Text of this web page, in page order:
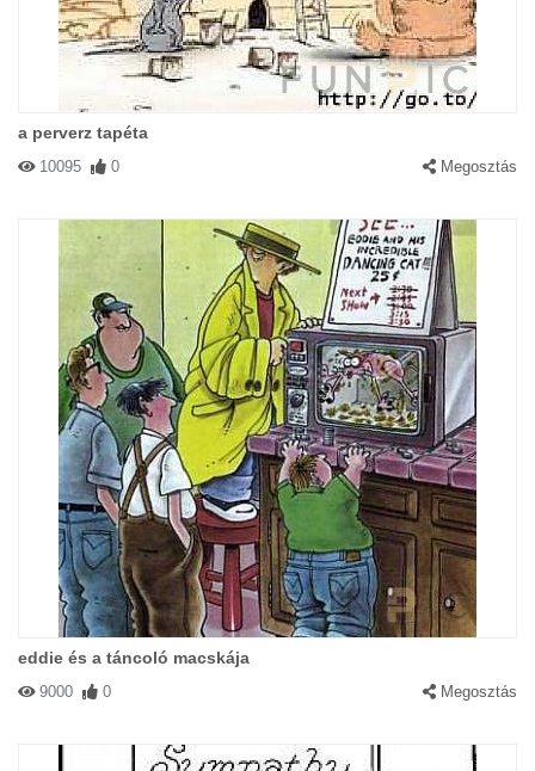
2003-01-29 00:00:00 Válasz
-Akkor most én macskában láttom a világot!
#1721 Eva|2002-11-25 00:00:00| Válasz
Na, mikor jon mar az a hires napfogyatkozas!
#1663 Vik-tor|2002-11-24 00:00:00| Válasz
Cool-cat
a perverz tapéta
10095 0 Megosztás
eddie és a táncoló macskája
9000 0 Megosztás